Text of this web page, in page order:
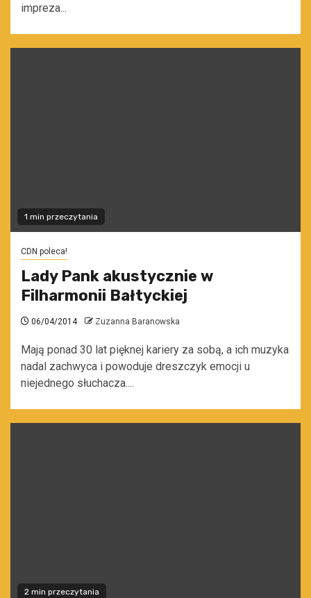
impreza...
1 min przeczytania
CDN poleca!
Lady Pank akustycznie w
Filharmonii Bałtyckiej
06/04/2014 Zuzanna Baranowska
Mają ponad 30 lat pięknej kariery za sobą, a ich muzyka
nadal zachwyca i powoduje dreszczyk emocji u
niejednego słuchacza....
2 min przeczytania